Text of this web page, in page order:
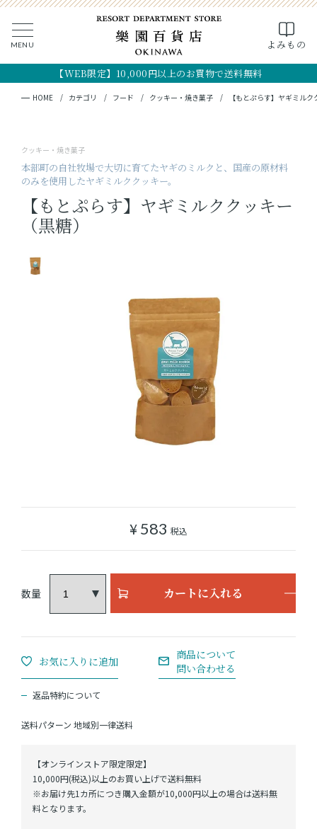
MENU よみもの
【WEB限定】10,000円以上のお買物で送料無料
CLOSE
検索
キーワード検索
MY PAGE CART
全ての商品
フード
クラフト
コスメ・アロマ
つくり手
OKINAWA the RYUKYU
HOME カテゴリ フード クッキー・焼き菓子 【もとぷらす】ヤギミル
クッキー・焼き菓子
本部町の自社牧場で大切に育てたヤギのミルクと、国産の原材料
のみを使用したヤギミルククッキー。
【もとぷらす】ヤギミルククッキー
（黒糖）
¥583 税込
送料パターン 地域別一律送料
カートに入れる
返品特約について
【オンラインストア限定限定】
10,000円(税込)以上のお買い上げで送料無料
※お届け先1カ所につき購入金額が10,000円以上の場合は送料無
料となります。